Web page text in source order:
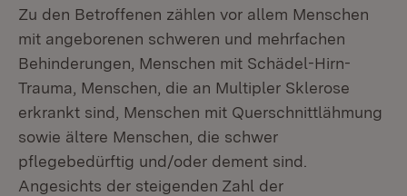
Zu den Betroffenen zählen vor allem Menschen
mit angeborenen schweren und mehrfachen
Behinderungen, Menschen mit Schädel-Hirn-
Trauma, Menschen, die an Multipler Sklerose
erkrankt sind, Menschen mit Querschnittlähmung
sowie ältere Menschen, die schwer
pflegebedürftig und/oder dement sind.
Angesichts der steigenden Zahl der